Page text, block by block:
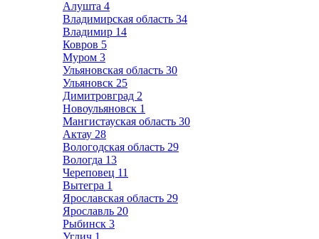
Алушта 4
Владимирская область 34
Владимир 14
Ковров 5
Муром 3
Ульяновская область 30
Ульяновск 25
Димитровград 2
Новоульяновск 1
Мангистауская область 30
Актау 28
Вологодская область 29
Вологда 13
Череповец 11
Вытегра 1
Ярославская область 29
Ярославль 20
Рыбинск 3
Углич 1